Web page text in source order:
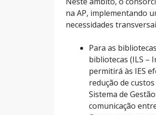
na AP, implementando
necessidades
Para as
bibliotecas (ILS –
permitirá às IES
redução de
Sistema de
comunicação